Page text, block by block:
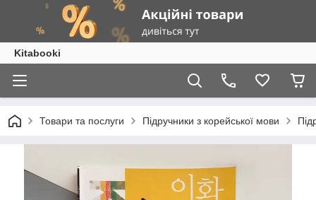
Kitabooki
Товари та послуги Підручники з корейської мови